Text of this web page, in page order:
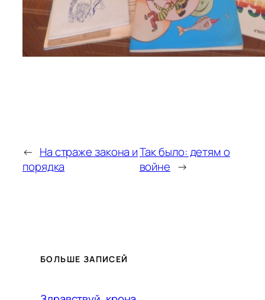
← На страже закона и
порядка
Так было: детям о
войне →
БОЛЬШЕ ЗАПИСЕЙ